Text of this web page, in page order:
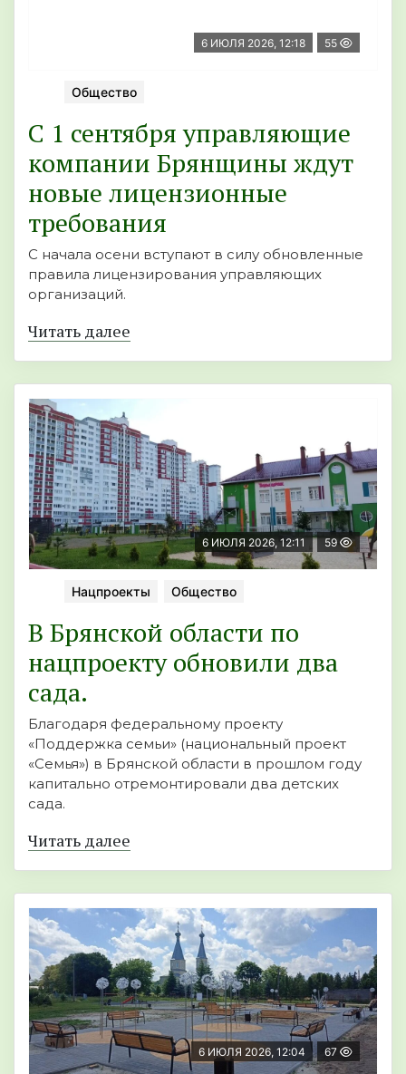
6 ИЮЛЯ 2026, 12:18 55
Общество
С 1 сентября управляющие
компании Брянщины ждут
новые лицензионные
требования
С начала осени вступают в силу обновленные
правила лицензирования управляющих
организаций.
Читать далее
6 ИЮЛЯ 2026, 12:11 59
Нацпроекты Общество
В Брянской области по
нацпроекту обновили два
сада.
Благодаря федеральному проекту
«Поддержка семьи» (национальный проект
«Семья») в Брянской области в прошлом году
капитально отремонтировали два детских
сада.
Читать далее
6 ИЮЛЯ 2026, 12:04 67